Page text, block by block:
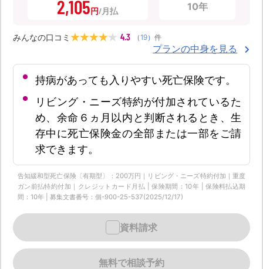
2,105円 10年
みんなの口コミ 4.3 （ 19） 件
プランの中身を見る
持病があっても入りやすい死亡保険です。
リビング・ニーズ特約が付加されているた
め、余命６ヵ月以内と判断されるとき、生
存中に死亡保険金の全部または一部をご請
求できます。
告知緩和型死亡保険〔有期型〕：200万円｜リビング・ニーズ特約付加｜重度
ガン前払特約付加｜クレジットカード月払 | 保険期間：10年 | 保険料払込期
間：10年 | 募集文書番号：個-900-25-537(2025/12/17)
無料で相談予約
資料請求